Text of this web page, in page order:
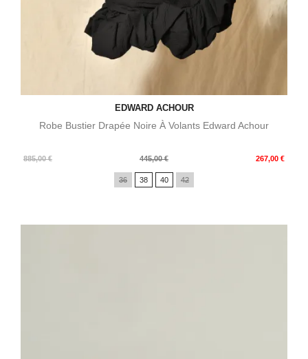
EDWARD ACHOUR
Robe Bustier Drapée Noire À Volants Edward Achour
885,00 €
Prix
445,00 € 267,00 €
Prix
36 38 40 42